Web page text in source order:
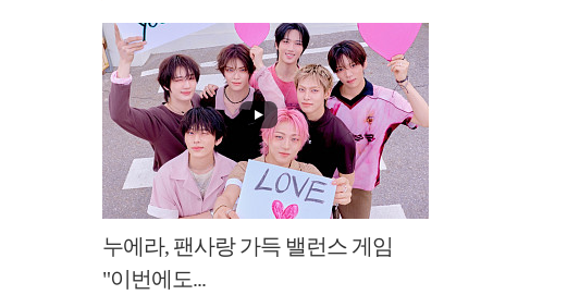
누에라, 팬사랑 가득 밸런스 게임
"이번에도...